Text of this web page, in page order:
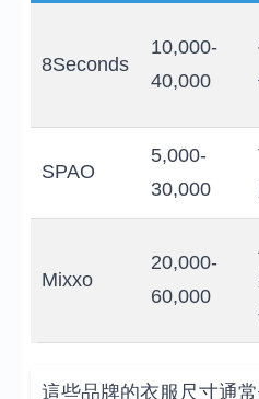
8Seconds
10,000-
40,000
SPAO
5,000-
30,000
Mixxo
20,000-
60,000
這些品牌的衣服尺寸通